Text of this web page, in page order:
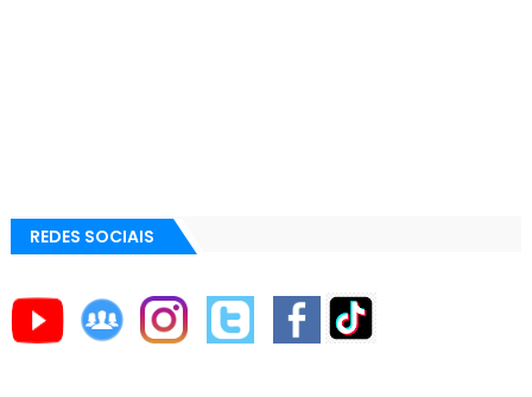
REDES SOCIAIS